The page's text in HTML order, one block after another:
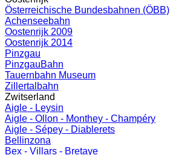
Österreichische Bundesbahnen (ÖBB)
Achenseebahn
Oostenrijk 2009
Oostenrijk 2014
Pinzgau
PinzgauBahn
Tauernbahn Museum
Zillertalbahn
Zwitserland
Aigle - Leysin
Aigle - Ollon - Monthey - Champéry
Aigle - Sépey - Diablerets
Bellinzona
Bex - Villars - Bretaye